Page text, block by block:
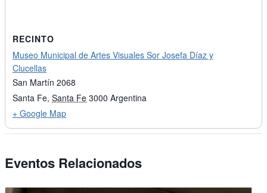
RECINTO
Museo Municipal de Artes Visuales Sor Josefa Díaz y
Clucellas
San Martín 2068
Santa Fe, Santa Fe 3000 Argentina
+ Google Map
Eventos Relacionados